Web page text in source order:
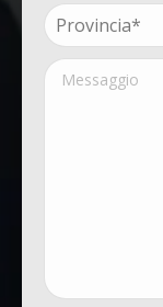
Provincia*
(Obbligatorio)
Messaggio